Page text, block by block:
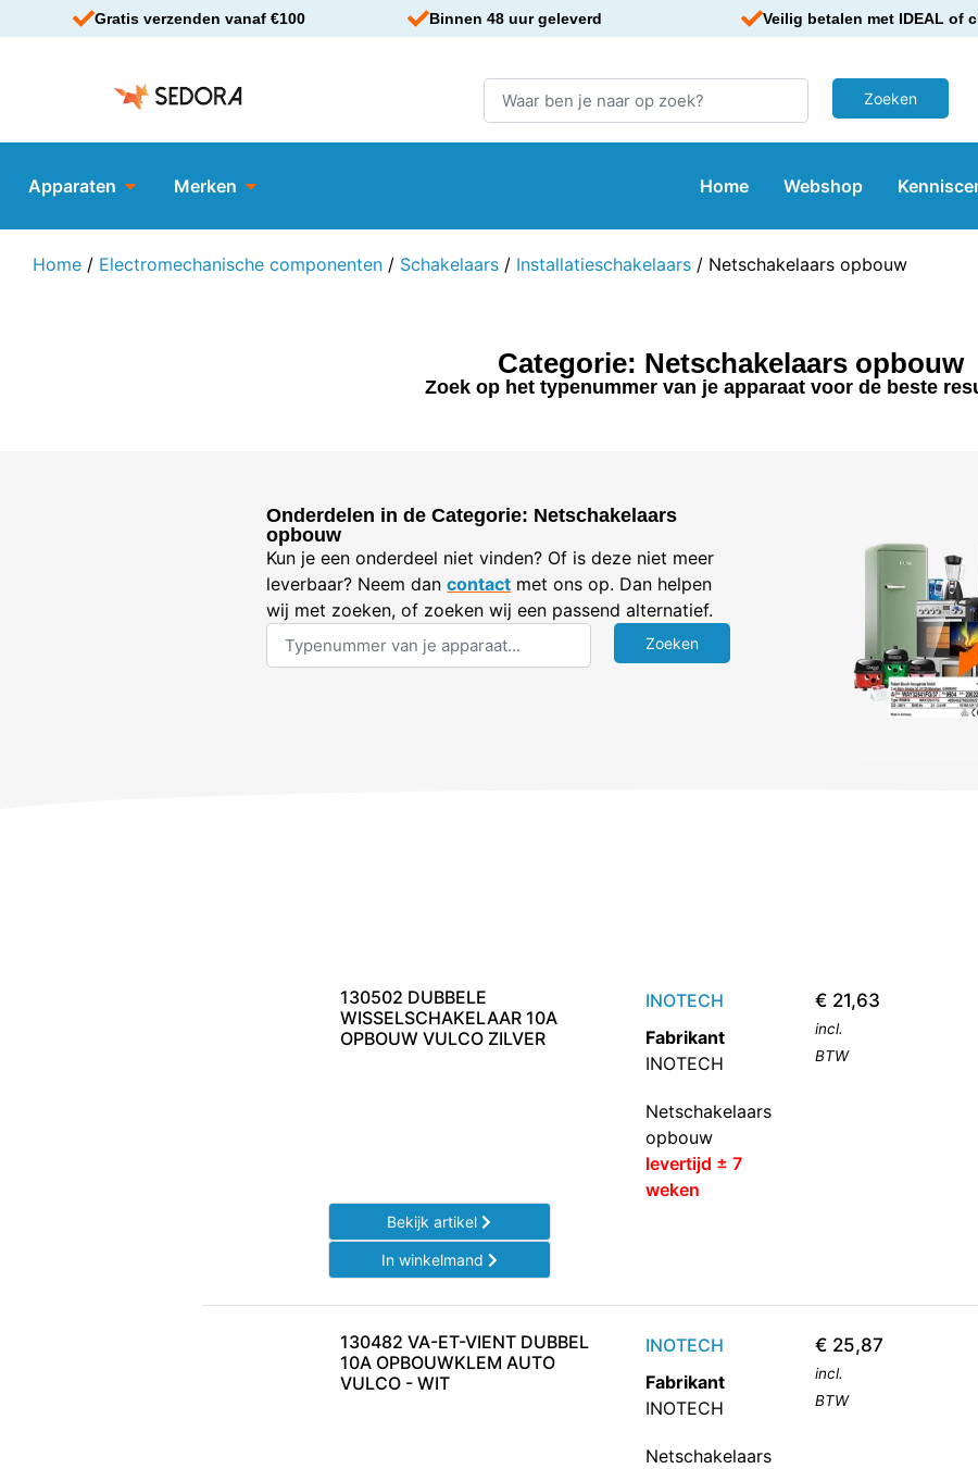
Gratis verzenden vanaf €100 Binnen 48 uur geleverd Veilig betalen met IDEAL of
Apparaten Merken Home Webshop
Home / Electromechanische componenten / Schakelaars / Installatieschakelaars / Netschakelaars opbouw
Categorie: Netschakelaars opbouw
Zoek op het typenummer van je apparaat voor de beste
Onderdelen in de Categorie: Netschakelaars
opbouw
Kun je een onderdeel niet vinden? Of is deze niet meer
leverbaar? Neem dancontact met ons op. Dan helpen
wij met zoeken, of zoeken wij een passend alternatief.
130502 DUBBELE
WISSELSCHAKELAAR 10A
OPBOUW VULCO ZILVER
INOTECH
Fabrikant
INOTECH
Netschakelaars
opbouw
levertijd ± 7
weken
€ 21,63
incl.
BTW
Bekijk artikel
In winkelmand
130482 VA-ET-VIENT DUBBEL
10A OPBOUWKLEM AUTO
VULCO - WIT
INOTECH
Fabrikant
INOTECH
Netschakelaars
€ 25,87
incl.
BTW